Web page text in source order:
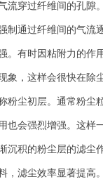
流穿过纤维间的孔隙
制通过纤维间的气流
。有时因粘附力的作
象，这样会很快在除
粉尘初层。通常粉尘
也会强烈增强。这样
沉积的粉尘层的滤尘
，滤尘效率显著提高。